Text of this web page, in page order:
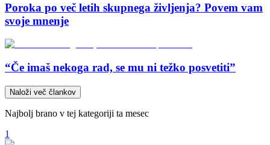
Poroka po več letih skupnega življenja? Povem vam
svoje mnenje
“Če imaš nekoga rad, se mu ni težko posvetiti”
Naloži več člankov
Najbolj brano v tej kategoriji ta mesec
1